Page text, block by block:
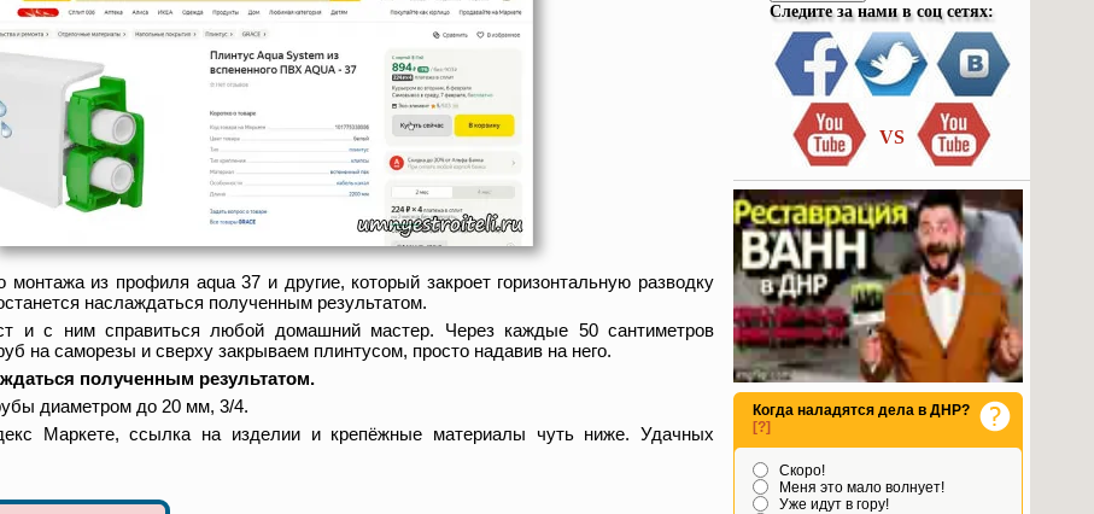
монтажа из профиля aqua 37 и другие, который закроет горизонтальную разводку
наслаждаться полученным результатом.
и с ним справиться любой домашний мастер. Через каждые 50 сантиметров
на саморезы и сверху закрываем плинтусом, просто надавив на него.
полученным результатом.
диаметром до 20 мм, 3/4.
Маркете, ссылка на изделии и крепёжные материалы чуть ниже. Удачных
Следите за нами в соц сетях:
VS
Когда наладятся дела в ДНР?
[?]
Скоро!
Меня это мало волнует!
Уже идут в гору!